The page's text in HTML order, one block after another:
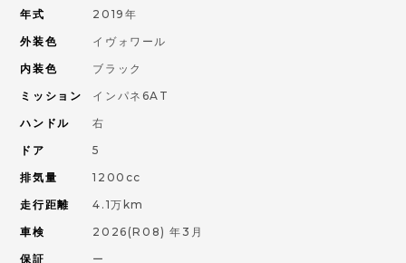
IMPORT CAR
輸入車
PIKE CAR
パイクカー
年式
外装色
内装色
ミッション
ハンドル
ドア
排気量
走行距離
車検
保証
2019年
イヴォワール
ブラック
インパネ6AT
右
5
1200cc
4.1万km
2026(R08) 年3月
ー